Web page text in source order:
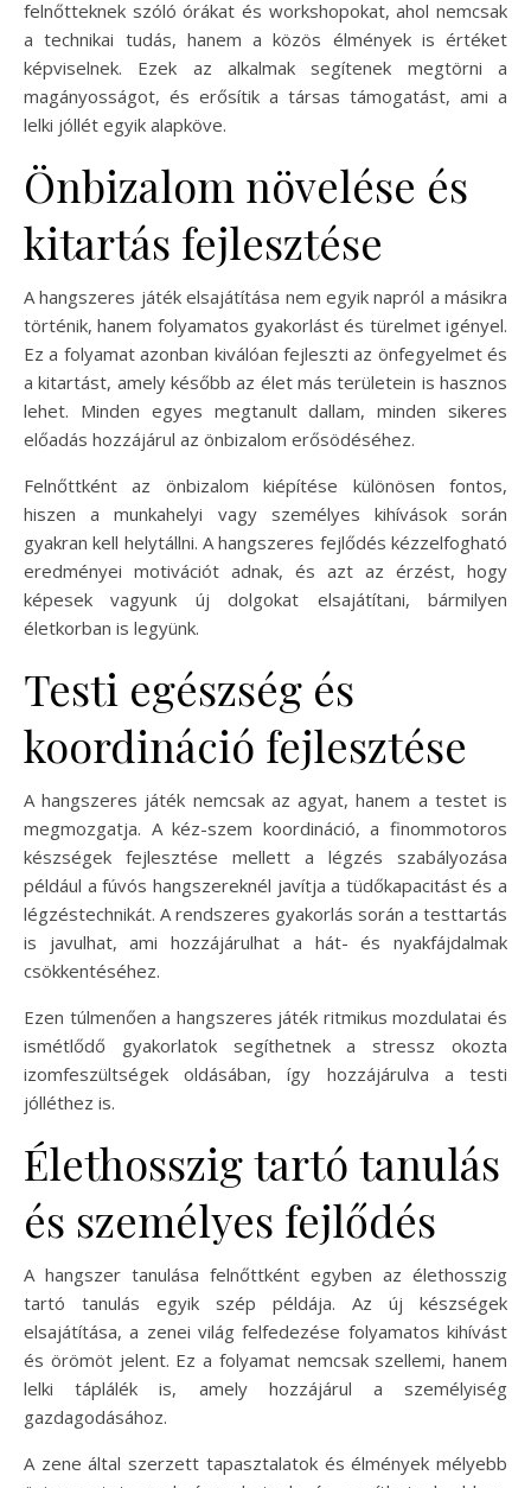
felnőtteknek szóló órákat és workshopokat, ahol nemcsak
a technikai tudás, hanem a közös élmények is értéket
képviselnek. Ezek az alkalmak segítenek megtörni a
magányosságot, és erősítik a társas támogatást, ami a
lelki jóllét egyik alapköve.
Önbizalom növelése és
kitartás fejlesztése
A hangszeres játék elsajátítása nem egyik napról a másikra
történik, hanem folyamatos gyakorlást és türelmet igényel.
Ez a folyamat azonban kiválóan fejleszti az önfegyelmet és
a kitartást, amely később az élet más területein is hasznos
lehet. Minden egyes megtanult dallam, minden sikeres
előadás hozzájárul az önbizalom erősödéséhez.
Felnőttként az önbizalom kiépítése különösen fontos,
hiszen a munkahelyi vagy személyes kihívások során
gyakran kell helytállni. A hangszeres fejlődés kézzelfogható
eredményei motivációt adnak, és azt az érzést, hogy
képesek vagyunk új dolgokat elsajátítani, bármilyen
életkorban is legyünk.
Testi egészség és
koordináció fejlesztése
A hangszeres játék nemcsak az agyat, hanem a testet is
megmozgatja. A kéz-szem koordináció, a finommotoros
készségek fejlesztése mellett a légzés szabályozása
például a fúvós hangszereknél javítja a tüdőkapacitást és a
légzéstechnikát. A rendszeres gyakorlás során a testtartás
is javulhat, ami hozzájárulhat a hát- és nyakfájdalmak
csökkentéséhez.
Ezen túlmenően a hangszeres játék ritmikus mozdulatai és
ismétlődő gyakorlatok segíthetnek a stressz okozta
izomfeszültségek oldásában, így hozzájárulva a testi
jólléthez is.
Élethosszig tartó tanulás
és személyes fejlődés
A hangszer tanulása felnőttként egyben az élethosszig
tartó tanulás egyik szép példája. Az új készségek
elsajátítása, a zenei világ felfedezése folyamatos kihívást
és örömöt jelent. Ez a folyamat nemcsak szellemi, hanem
lelki táplálék is, amely hozzájárul a személyiség
gazdagodásához.
A zene által szerzett tapasztalatok és élmények mélyebb